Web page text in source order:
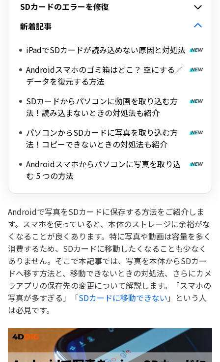
SDカードのエラーを修復
新着記事
iPadでSDカードが読み込めない原因と対処法
Androidスマホのゴミ箱はどこ？ 空にする／
データを復元する方法
SDカードからパソコンに動画を取り込む方
法！読み込まないときの対処法も紹介
パソコンからSDカードに写真を取り込む方
法！コピーできないときの対処法も紹介
Androidスマホからパソコンに写真を取り込
む 5 つの方法
Androidで写真をSDカードに保存する方法をご紹介しま
す。スマホを使っていると、本体のストレージに余裕がな
くなることが良くあります。特に写真や動画は容量を多く
消費するため、SDカードに移動したくなることも少なく
ありません。そこで本記事では、写真を本体からSDカー
ドへ移す方法と、移動できないときの対処法、さらにカメ
ラアプリの保存先の変更について解説します。「スマホの
写真が多すぎる」「SDカードに移動できない 」という人
は必見です。